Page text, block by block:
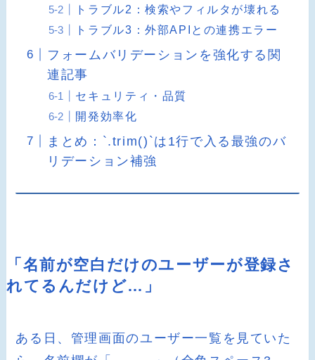
トラブル2：検索やフィルタが壊れる
トラブル3：外部APIとの連携エラー
フォームバリデーションを強化する関
連記事
セキュリティ・品質
開発効率化
まとめ：`.trim()`は1行で入る最強のバ
リデーション補強
「名前が空白だけのユーザーが登録さ
れてるんだけど…」
ある日、管理画面のユーザー一覧を見ていた